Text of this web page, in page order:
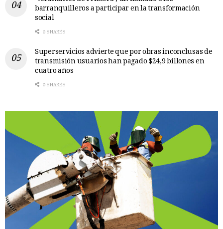
barranquilleros a participar en la transformación
social
0 SHARES
Superservicios advierte que por obras inconclusas de
transmisión usuarios han pagado $24,9 billones en
cuatro años
0 SHARES